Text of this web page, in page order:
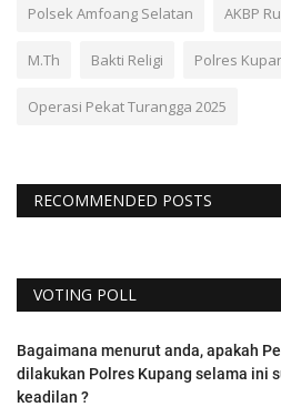
Polsek Amfoang Selatan AKBP
M.Th Bakti Religi Polres
Operasi Pekat Turangga 2025
RECOMMENDED POSTS
VOTING POLL
Bagaimana menurut anda, apakah
dilakukan Polres Kupang selama ini
keadilan ?